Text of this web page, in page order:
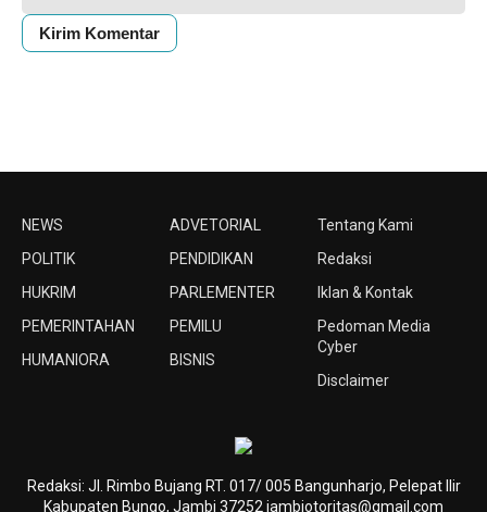
NEWS
POLITIK
HUKRIM
PEMERINTAHAN
HUMANIORA
ADVETORIAL
PENDIDIKAN
PARLEMENTER
PEMILU
BISNIS
Tentang Kami
Redaksi
Iklan & Kontak
Pedoman Media
Cyber
Disclaimer
Redaksi: Jl. Rimbo Bujang RT. 017/ 005 Bangunharjo, Pelepat Ilir
Kabupaten Bungo, Jambi 37252 jambiotoritas@gmail.com